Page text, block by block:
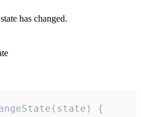
has changed.
{